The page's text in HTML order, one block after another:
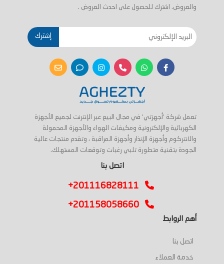
والعروض. اشترك للحصول على احدث العروض .
إشترك
تعمل شركة 'أجهزتي' في مجال البيع عبر الإنترنت لجميع الأجهزة
الكهربائية والإلكترونية ومكيفات الهواء والأجهزة المحمولة
والانتركوم وأجهزة الإنذار وأجهزة المراقبة ، وتقدم منتجات عالية
الجودة بتقنية متطورة تلبي رغبات وتوقعات المستهلك.
اتصل بنا
+201116828111
+201158058660
أهم الروابط
اتصل بنا
خدمة العملاء